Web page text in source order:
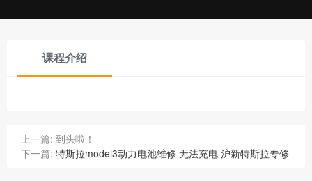
课程介绍
上一篇: 到头啦！
下一篇: 特斯拉model3动力电池维修 无法充电 沪新特斯拉专修